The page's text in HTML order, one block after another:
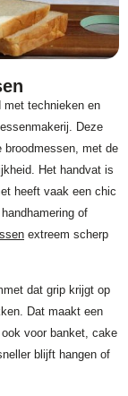
met technieken en
Deze
broodmessen, met de
Het handvat is
heeft vaak een chic
of
extreem scherp
dat grip krijgt op
Dat maakt een
voor banket, cake
blijft hangen of